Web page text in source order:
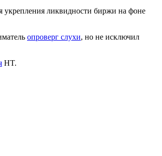
укрепления ликвидности биржи на фоне
опроверг слухи, но не исключил
HT.